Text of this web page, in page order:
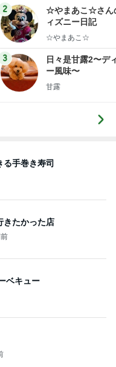
ログ
2
☆やまあこ☆さん
ィズニー日記
☆やまあこ☆
3
日々是甘露2〜デ
ー風味〜
甘露
手巻き寿司
きたかった店
ベキュー